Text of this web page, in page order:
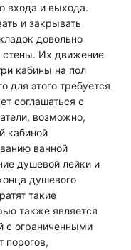
входа и выхода.
и закрывать
довольно
стены. Их движение
кабины на пол
для этого требуется
соглашаться с
возможно,
кабиной
ванной
душевой лейки и
душевого
такие
также является
ограниченными
порогов,